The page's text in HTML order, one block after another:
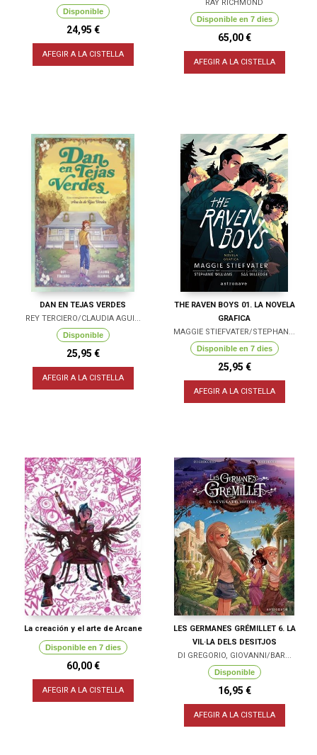
Disponible
24,95 €
AFEGIR A LA CISTELLA
RAY RICHMOND
Disponible en 7 dies
65,00 €
AFEGIR A LA CISTELLA
DAN EN TEJAS VERDES
REY TERCIERO/CLAUDIA AGUI...
Disponible
25,95 €
AFEGIR A LA CISTELLA
THE RAVEN BOYS 01. LA NOVELA
GRAFICA
MAGGIE STIEFVATER/STEPHAN...
Disponible en 7 dies
25,95 €
AFEGIR A LA CISTELLA
La creación y el arte de Arcane
Disponible en 7 dies
60,00 €
AFEGIR A LA CISTELLA
LES GERMANES GRÉMILLET 6. LA
VIL·LA DELS DESITJOS
DI GREGORIO, GIOVANNI/BAR...
Disponible
16,95 €
AFEGIR A LA CISTELLA